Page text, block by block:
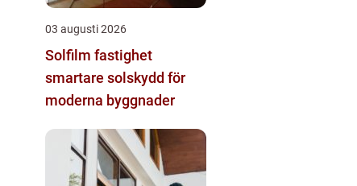
03 augusti 2026
Solfilm fastighet
smartare solskydd för
moderna byggnader